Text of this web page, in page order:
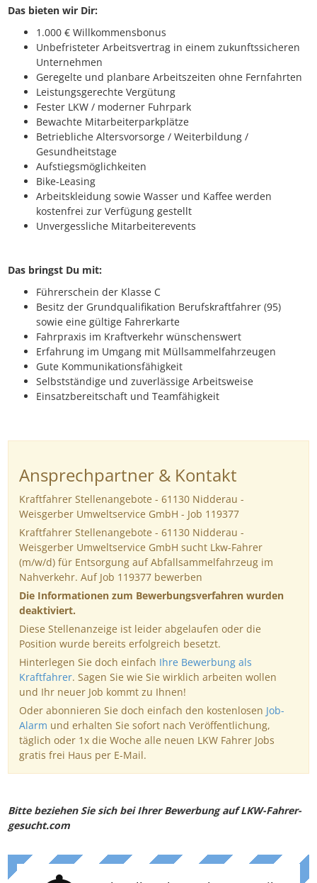
Das bieten wir Dir:
1.000 € Willkommensbonus
Unbefristeter Arbeitsvertrag in einem zukunftssicheren
Unternehmen
Geregelte und planbare Arbeitszeiten ohne Fernfahrten
Leistungsgerechte Vergütung
Fester LKW / moderner Fuhrpark
Bewachte Mitarbeiterparkplätze
Betriebliche Altersvorsorge / Weiterbildung /
Gesundheitstage
Aufstiegsmöglichkeiten
Bike-Leasing
Arbeitskleidung sowie Wasser und Kaffee werden
kostenfrei zur Verfügung gestellt
Unvergessliche Mitarbeiterevents
Das bringst Du mit:
Führerschein der Klasse C
Besitz der Grundqualifikation Berufskraftfahrer (95)
sowie eine gültige Fahrerkarte
Fahrpraxis im Kraftverkehr wünschenswert
Erfahrung im Umgang mit Müllsammelfahrzeugen
Gute Kommunikationsfähigkeit
Selbstständige und zuverlässige Arbeitsweise
Einsatzbereitschaft und Teamfähigkeit
Ansprechpartner & Kontakt
Kraftfahrer Stellenangebote - 61130 Nidderau -
Weisgerber Umweltservice GmbH - Job 119377
Kraftfahrer Stellenangebote - 61130 Nidderau -
Weisgerber Umweltservice GmbH sucht Lkw-Fahrer
(m/w/d) für Entsorgung auf Abfallsammelfahrzeug im
Nahverkehr. Auf Job 119377 bewerben
Die Informationen zum Bewerbungsverfahren wurden
deaktiviert.
Diese Stellenanzeige ist leider abgelaufen oder die
Position wurde bereits erfolgreich besetzt.
Hinterlegen Sie doch einfach Ihre Bewerbung als
Kraftfahrer. Sagen Sie wie Sie wirklich arbeiten wollen
und Ihr neuer Job kommt zu Ihnen!
Oder abonnieren Sie doch einfach den kostenlosen Job-
Alarm und erhalten Sie sofort nach Veröffentlichung,
täglich oder 1x die Woche alle neuen LKW Fahrer Jobs
gratis frei Haus per E-Mail.
Bitte beziehen Sie sich bei Ihrer Bewerbung auf LKW-Fahrer-
gesucht.com